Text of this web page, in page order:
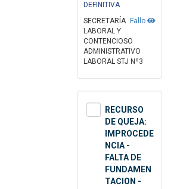
DEFINITIVA
Fallo
SECRETARÍA
LABORAL Y
CONTENCIOSO
ADMINISTRATIVO
LABORAL STJ Nº3
RECURSO
DE QUEJA:
IMPROCEDE
NCIA -
FALTA DE
FUNDAMEN
TACION -